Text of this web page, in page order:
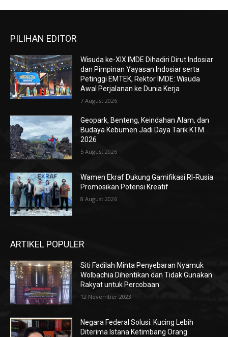
PILIHAN EDITOR
Wisuda ke-XIX IMDE Dihadiri Dirut Indosiar
dan Pimpinan Yayasan Indosiar serta
Petinggi EMTEK, Rektor IMDE: Wisuda
Awal Perjalanan ke Dunia Kerja
7 August 2026
Geopark, Benteng, Keindahan Alam, dan
Budaya Kebumen Jadi Daya Tarik KTM
2026
5 August 2026
Wamen Ekraf Dukung Gamifikasi RI-Rusia
Promosikan Potensi Kreatif
8 August 2026
ARTIKEL POPULER
Siti Fadilah Minta Penyebaran Nyamuk
Wolbachia Dihentikan dan Tidak Gunakan
Rakyat untuk Percobaan
12 November 2023
Negara Federal Solusi: Kucing Lebih
Diterima Istana Ketimbang Orang